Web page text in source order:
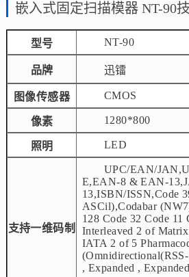
嵌入式固定扫描模器 NT-90
型号 NT-90
品牌 迅镭
图像传感器 CMOS
像素 1280*800
照明 LED
支持一维码制
UPC/EAN/
E,EAN-8 & EAN-
13,ISBN/ISSN,Code
ASCil),Codabar
128 Code 32 Code 11
Interleaved 2 of
IATA 2 of 5
, Expanded ,